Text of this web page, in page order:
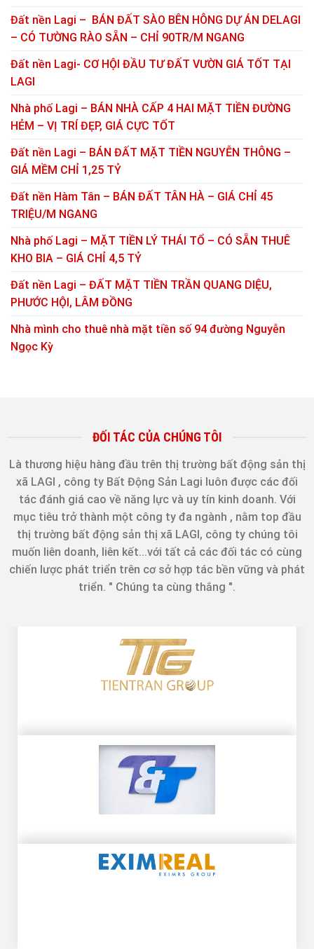
Đất nền Lagi – BÁN ĐẤT SÀO BÊN HÔNG DỰ ÁN DELAGI
– CÓ TƯỜNG RÀO SẴN – CHỈ 90TR/M NGANG
Đất nền Lagi- CƠ HỘI ĐẦU TƯ ĐẤT VƯỜN GIÁ TỐT TẠI
LAGI
Nhà phố Lagi – BÁN NHÀ CẤP 4 HAI MẶT TIỀN ĐƯỜNG
HẺM – VỊ TRÍ ĐẸP, GIÁ CỰC TỐT
Đất nền Lagi – BÁN ĐẤT MẶT TIỀN NGUYỄN THÔNG –
GIÁ MỀM CHỈ 1,25 TỶ
Đất nền Hàm Tân – BÁN ĐẤT TÂN HÀ – GIÁ CHỈ 45
TRIỆU/M NGANG
Nhà phố Lagi – MẶT TIỀN LÝ THÁI TỔ – CÓ SẴN THUÊ
KHO BIA – GIÁ CHỈ 4,5 TỶ
Đất nền Lagi – ĐẤT MẶT TIỀN TRẦN QUANG DIỆU,
PHƯỚC HỘI, LÂM ĐỒNG
Nhà mình cho thuê nhà mặt tiền số 94 đường Nguyễn
Ngọc Kỳ
ĐỐI TÁC CỦA CHÚNG TÔI
Là thương hiệu hàng đầu trên thị trường bất động sản thị
xã LAGI , công ty Bất Động Sản Lagi luôn được các đối
tác đánh giá cao về năng lực và uy tín kinh doanh. Với
mục tiêu trở thành một công ty đa ngành , nằm top đầu
thị trường bất động sản thị xã LAGI, công ty chúng tôi
muốn liên doanh, liên kết...với tất cả các đối tác có cùng
chiến lược phát triển trên cơ sở hợp tác bền vững và phát
triển. " Chúng ta cùng thắng ".